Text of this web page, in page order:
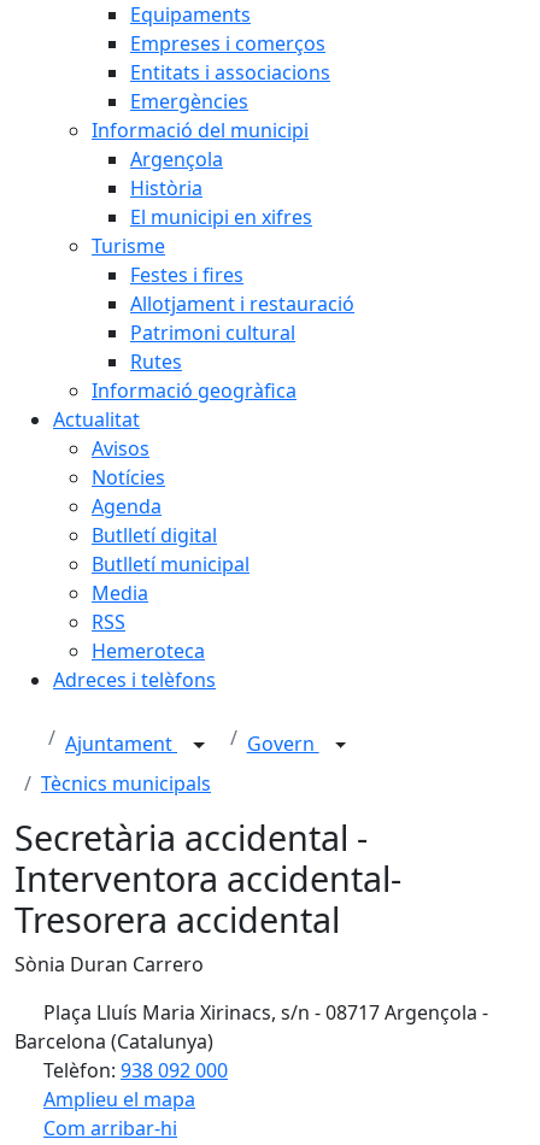
Equipaments
Empreses i comerços
Entitats i associacions
Emergències
Informació del municipi
Argençola
Història
El municipi en xifres
Turisme
Festes i fires
Allotjament i restauració
Patrimoni cultural
Rutes
Informació geogràfica
Actualitat
Avisos
Notícies
Agenda
Butlletí digital
Butlletí municipal
Media
RSS
Hemeroteca
Adreces i telèfons
Ajuntament
Govern
Tècnics municipals
Secretària accidental -
Interventora accidental-
Tresorera accidental
Sònia Duran Carrero
Plaça Lluís Maria Xirinacs, s/n - 08717 Argençola -
Barcelona (Catalunya)
Telèfon: 938 092 000
Amplieu el mapa
Com arribar-hi